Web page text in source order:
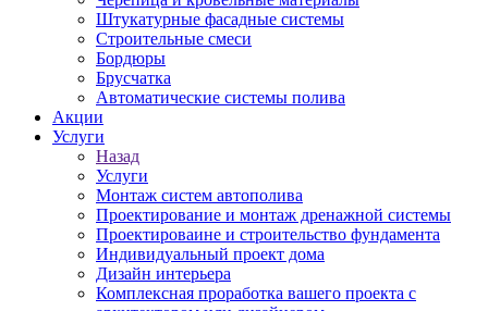
Штукатурные фасадные системы
Строительные смеси
Бордюры
Брусчатка
Автоматические системы полива
Акции
Услуги
Назад
Услуги
Монтаж систем автополива
Проектирование и монтаж дренажной системы
Проектироваине и строительство фундамента
Индивидуальный проект дома
Дизайн интерьера
Комплексная проработка вашего проекта с